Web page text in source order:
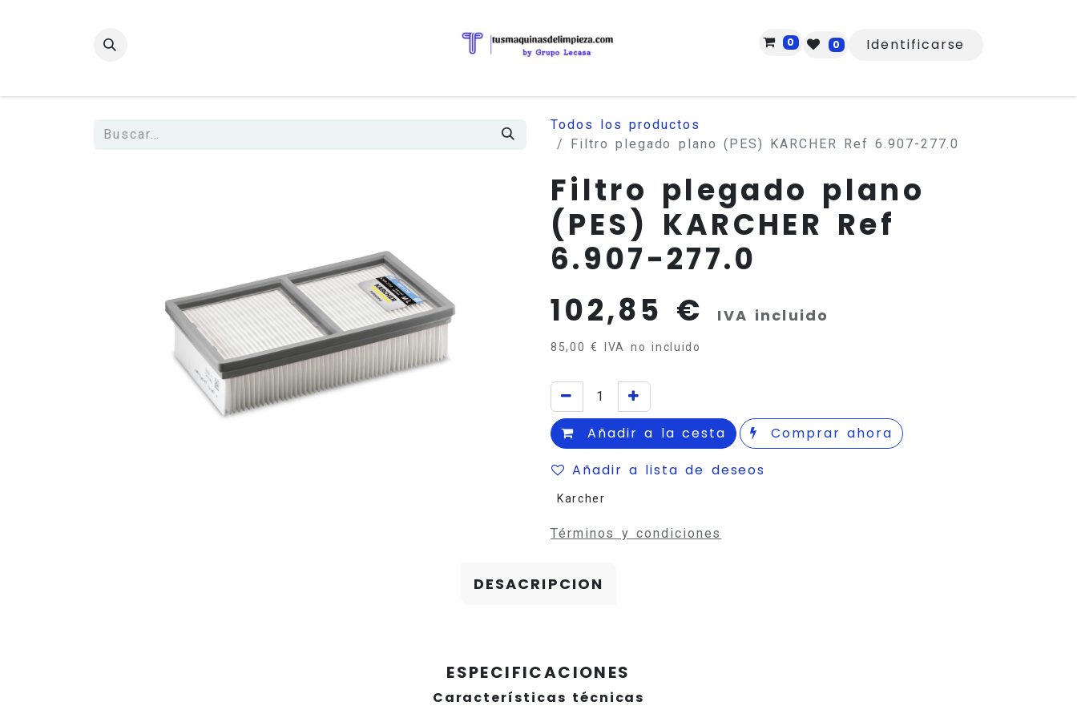
0 0 Identificarse
Todos los productos
Filtro plegado plano (PES) KARCHER Ref 6.907-277.0
Filtro plegado plano
(PES) KARCHER Ref
6.907-277.0
102,85 € IVA incluido
85,00 € IVA no incluido
Añadir a la cesta
Comprar ahora
Añadir a lista de deseos
Karcher
Términos y condiciones
DESACRIPCION
ESPECIFICACIONES
Características técnicas